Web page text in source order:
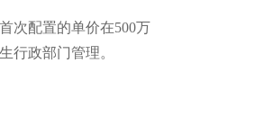
次配置的单价在500万
行政部门管理。